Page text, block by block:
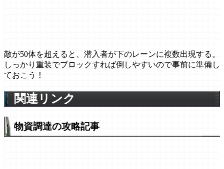
敵が50体を超えると、潜入者が下のレーンに複数出現する。
しっかり重装でブロックすれば倒しやすいので事前に準備し
ておこう！
関連リンク
物資調達の攻略記事